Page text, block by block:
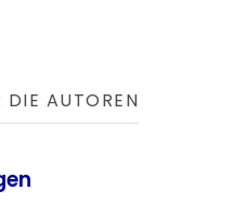
DIE AUTOREN